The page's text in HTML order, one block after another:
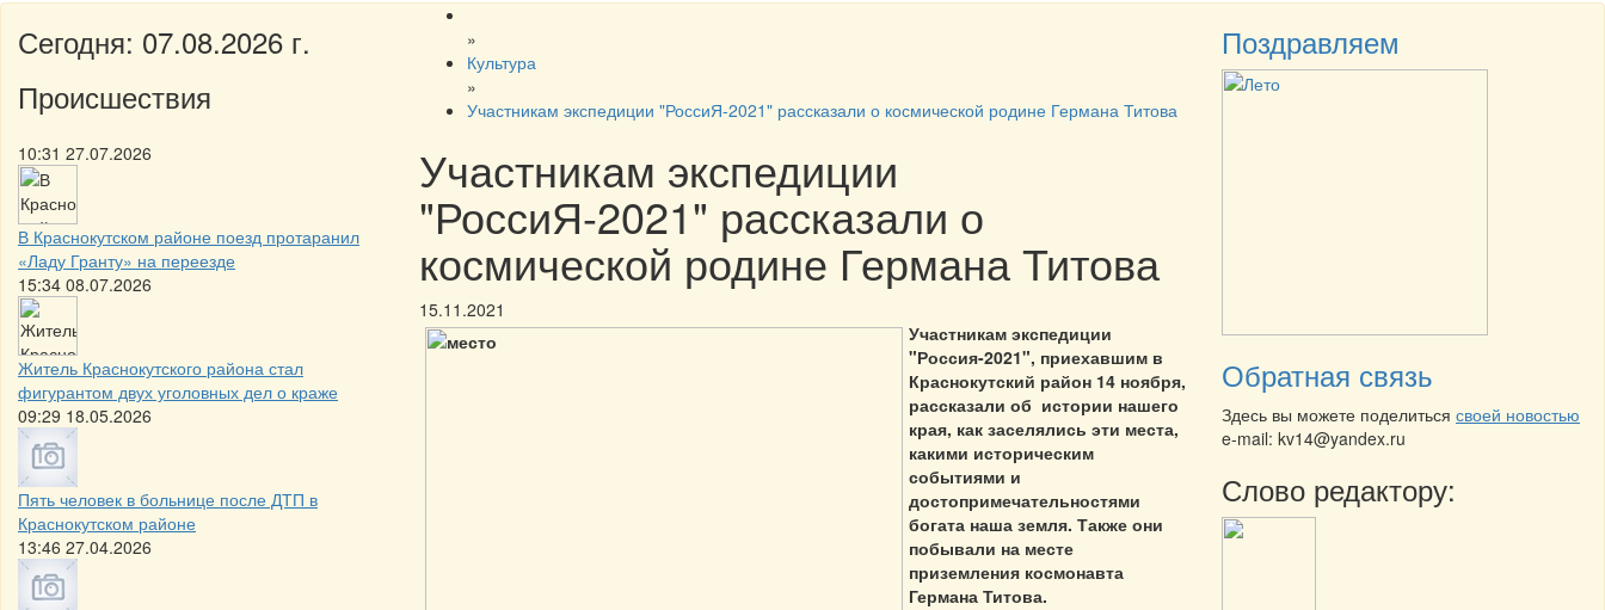
Сегодня: 07.08.2026 г.
Происшествия
10:31 27.07.2026
В Краснокутском районе поезд протаранил
«Ладу Гранту» на переезде
15:34 08.07.2026
Житель Краснокутского района стал
фигурантом двух уголовных дел о краже
09:29 18.05.2026
Пять человек в больнице после ДТП в
Краснокутском районе
13:46 27.04.2026
»
Культура
»
Участникам экспедиции "РоссиЯ-2021" рассказали о космической родине Германа Титова
Участникам экспедиции
"РоссиЯ-2021" рассказали о
космической родине Германа Титова
15.11.2021
Участникам экспедиции
"Россия-2021", приехавшим в
Краснокутский район 14 ноября,
рассказали об истории нашего
края, как заселялись эти места,
какими историческим
событиями и
достопримечательностями
богата наша земля. Также они
побывали на месте
приземления космонавта
Германа Титова.
Поздравляем
Обратная связь
Здесь вы можете поделиться своей новостью
e-mail: kv14@yandex.ru
Слово редактору: